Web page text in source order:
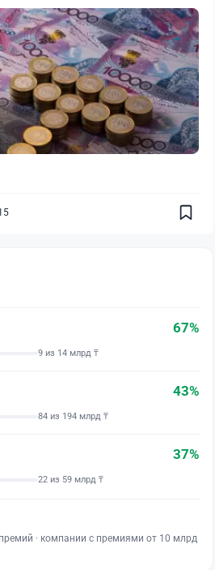
67%
9 из 14 млрд ₸
43%
84 из 194 млрд ₸
37%
22 из 59 млрд ₸
· компании с премиями от 10 млрд